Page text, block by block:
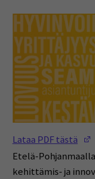
Lataa PDF tästä
Etelä-
kehittämis- ja